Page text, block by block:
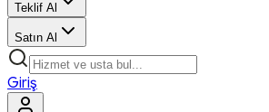
Teklif Al
Satın Al
Giriş